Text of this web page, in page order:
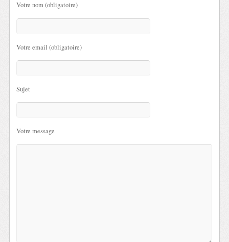
Votre nom (obligatoire)
Votre email (obligatoire)
Sujet
Votre message